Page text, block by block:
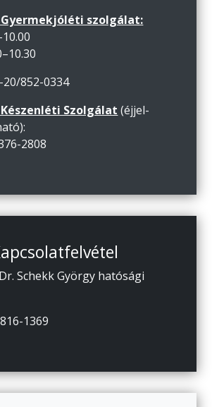
Gyermekjóléti szolgálat:
852-0334
Szolgálat (éjjel-
2808
Schekk György hatósági
1369